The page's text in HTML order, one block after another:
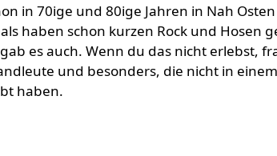
in 70ige und 80ige Jahren in Nah
haben schon kurzen Rock und Hosen
es auch. Wenn du das nicht erlebst,
und besonders, die nicht in
haben.